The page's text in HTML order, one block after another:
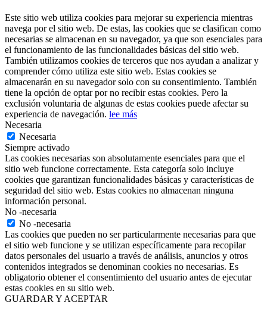
Este sitio web utiliza cookies para mejorar su experiencia mientras
navega por el sitio web. De estas, las cookies que se clasifican como
necesarias se almacenan en su navegador, ya que son esenciales para
el funcionamiento de las funcionalidades básicas del sitio web.
También utilizamos cookies de terceros que nos ayudan a analizar y
comprender cómo utiliza este sitio web. Estas cookies se
almacenarán en su navegador solo con su consentimiento. También
tiene la opción de optar por no recibir estas cookies. Pero la
exclusión voluntaria de algunas de estas cookies puede afectar su
experiencia de navegación. lee más
Necesaria
Necesaria
Siempre activado
Las cookies necesarias son absolutamente esenciales para que el
sitio web funcione correctamente. Esta categoría solo incluye
cookies que garantizan funcionalidades básicas y características de
seguridad del sitio web. Estas cookies no almacenan ninguna
información personal.
No -necesaria
No -necesaria
Las cookies que pueden no ser particularmente necesarias para que
el sitio web funcione y se utilizan específicamente para recopilar
datos personales del usuario a través de análisis, anuncios y otros
contenidos integrados se denominan cookies no necesarias. Es
obligatorio obtener el consentimiento del usuario antes de ejecutar
estas cookies en su sitio web.
GUARDAR Y ACEPTAR